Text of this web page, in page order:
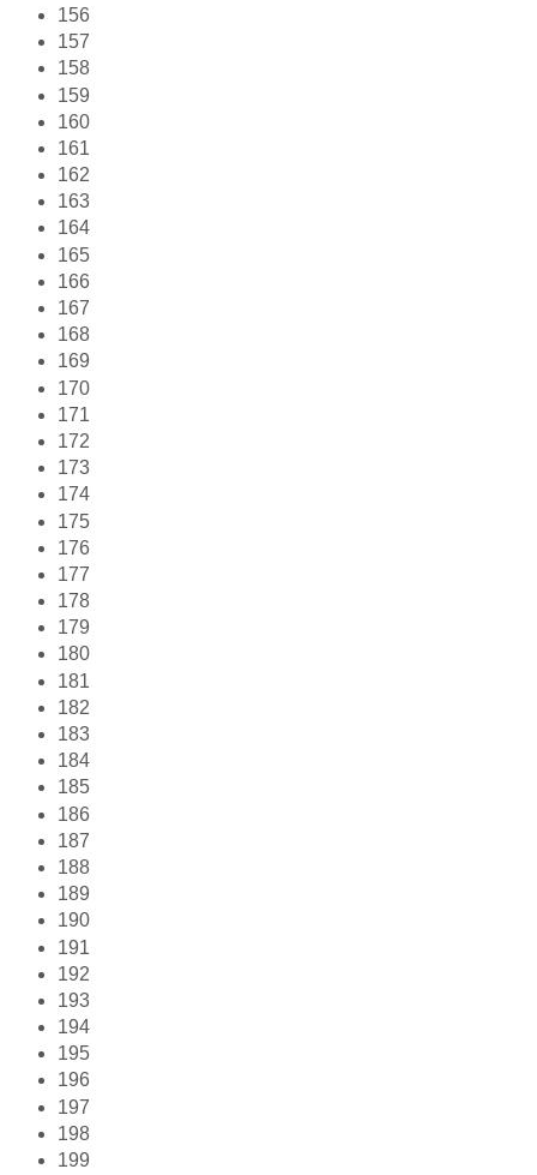
156
157
158
159
160
161
162
163
164
165
166
167
168
169
170
171
172
173
174
175
176
177
178
179
180
181
182
183
184
185
186
187
188
189
190
191
192
193
194
195
196
197
198
199